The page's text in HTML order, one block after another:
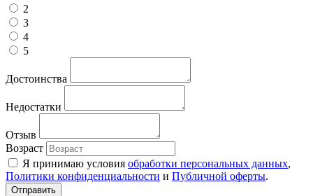
2
3
4
5
Достоинства
Недостатки
Отзыв
Возраст
Я принимаю условия обработки персональных данных,
Политики конфиденциальности и Публичной оферты.